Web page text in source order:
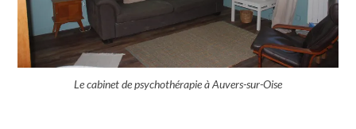
Le cabinet de psychothérapie à Auvers-sur-Oise